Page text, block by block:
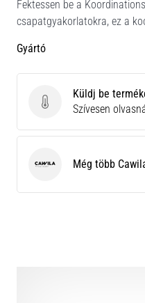
Fektessen be a
csapatgyakorlatokra, ez a
Gyártó
Küldj be
Küldj be
Szívesen
Cawila Még több